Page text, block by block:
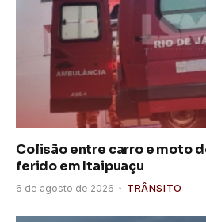
Colisão entre carro e moto
ferido em Itaipuaçu
6 de agosto de 2026 TRÂNSITO